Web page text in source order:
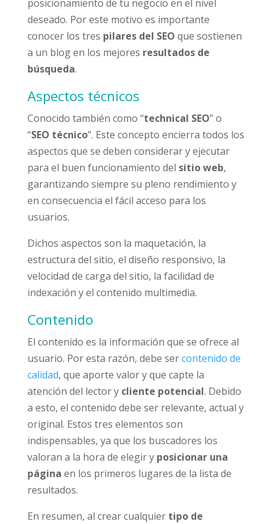
posicionamiento de tu negocio en el nivel
deseado. Por este motivo es importante
conocer los tres pilares del SEO que sostienen
a un blog en los mejores resultados de
búsqueda.
Aspectos técnicos
Conocido también como “technical SEO” o
“SEO técnico”. Este concepto encierra todos los
aspectos que se deben considerar y ejecutar
para el buen funcionamiento del sitio web,
garantizando siempre su pleno rendimiento y
en consecuencia el fácil acceso para los
usuarios.
Dichos aspectos son la maquetación, la
estructura del sitio, el diseño responsivo, la
velocidad de carga del sitio, la facilidad de
indexación y el contenido multimedia.
Contenido
El contenido es la información que se ofrece al
usuario. Por esta razón, debe sercontenido de
calidad, que aporte valor y que capte la
atención del lector y cliente potencial. Debido
a esto, el contenido debe ser relevante, actual y
original. Estos tres elementos son
indispensables, ya que los buscadores los
valoran a la hora de elegir y posicionar una
página en los primeros lugares de la lista de
resultados.
En resumen, al crear cualquier tipo de